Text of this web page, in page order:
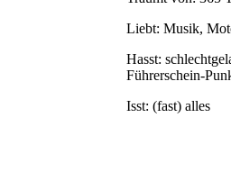
Liebt: Musik,
Hasst:
Führerschein-
Isst: (fast) alles